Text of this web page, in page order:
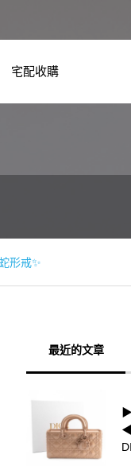
宅配收購
形戒✨
最近的文章
◀